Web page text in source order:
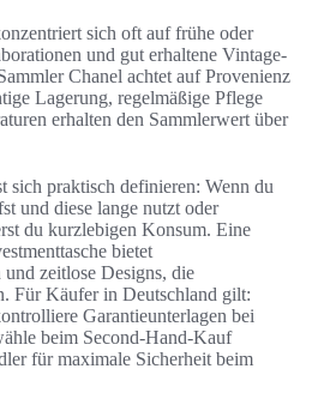
sich oft auf frühe oder
und gut erhaltene Vintage-
Chanel achtet auf Provenienz
Lagerung, regelmäßige Pflege
erhalten den Sammlerwert über
sich praktisch definieren: Wenn du
und diese lange nutzt oder
du kurzlebigen Konsum. Eine
bietet
zeitlose Designs, die
Für Käufer in Deutschland gilt:
Garantieunterlagen bei
beim Second-Hand-Kauf
für maximale Sicherheit beim